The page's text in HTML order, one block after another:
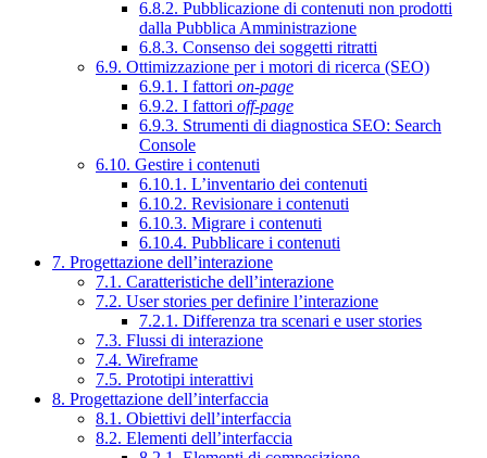
6.8.2. Pubblicazione di contenuti non prodotti
dalla Pubblica Amministrazione
6.8.3. Consenso dei soggetti ritratti
6.9. Ottimizzazione per i motori di ricerca (SEO)
6.9.1. I fattori on-page
6.9.2. I fattori off-page
6.9.3. Strumenti di diagnostica SEO: Search
Console
6.10. Gestire i contenuti
6.10.1. L’inventario dei contenuti
6.10.2. Revisionare i contenuti
6.10.3. Migrare i contenuti
6.10.4. Pubblicare i contenuti
7. Progettazione dell’interazione
7.1. Caratteristiche dell’interazione
7.2. User stories per definire l’interazione
7.2.1. Differenza tra scenari e user stories
7.3. Flussi di interazione
7.4. Wireframe
7.5. Prototipi interattivi
8. Progettazione dell’interfaccia
8.1. Obiettivi dell’interfaccia
8.2. Elementi dell’interfaccia